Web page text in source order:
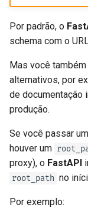
Por padrão, o
schema com o
Mas você
alternativos, por
de documentação
produção.
Se você passar
houver um
proxy), o FastAPI
root_path no
Por exemplo: